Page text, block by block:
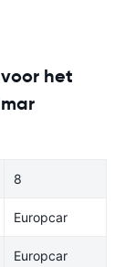
het
8
Europcar
Europcar